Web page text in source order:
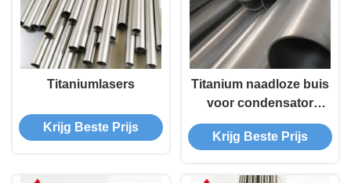
Titaniumlasers
Krijg Beste Prijs
Titanium naadloze buis
voor condensator
titanium buis
Krijg Beste Prijs